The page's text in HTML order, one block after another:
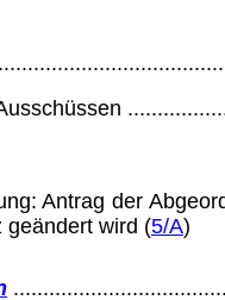
Antrag der
geändert wird (5/A